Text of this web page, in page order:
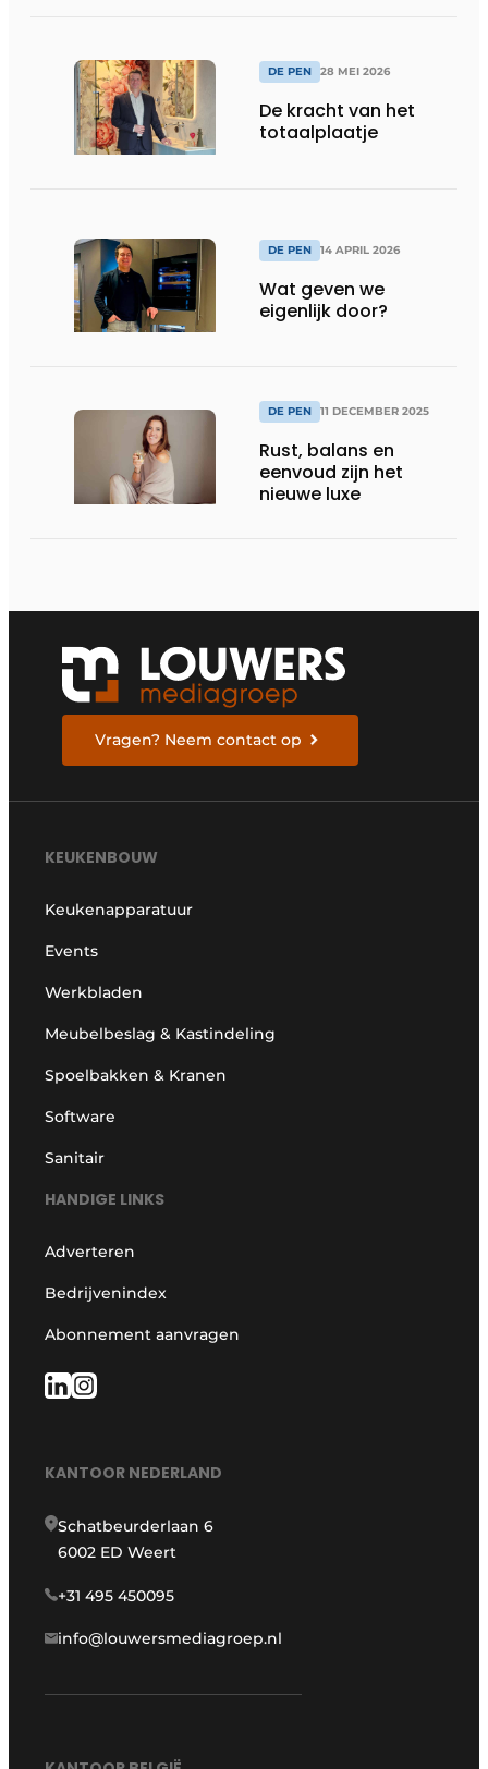
DE PEN 28 MEI 2026
De kracht van het
totaalplaatje
DE PEN 14 APRIL 2026
Wat geven we
eigenlijk door?
DE PEN 11 DECEMBER 2025
Rust, balans en
eenvoud zijn het
nieuwe luxe
Vragen? Neem contact op
KEUKENBOUW
Keukenapparatuur
Events
Werkbladen
Meubelbeslag & Kastindeling
Spoelbakken & Kranen
Software
Sanitair
HANDIGE LINKS
Adverteren
Bedrijvenindex
Abonnement aanvragen
KANTOOR NEDERLAND
Schatbeurderlaan 6
6002 ED Weert
+31 495 450095
info@louwersmediagroep.nl